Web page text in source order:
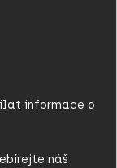
informace o
náš